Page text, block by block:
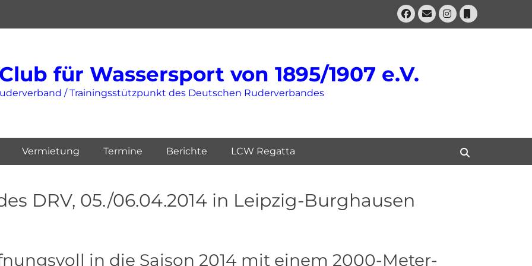
Facebook
E-
Mail
Instagram
Telefon
für Wassersport von 1895/1907 e.V.
/ Trainingsstützpunkt des Deutschen Ruderverbandes
Vermietung Termine Berichte LCW Regatta
DRV, 05./06.04.2014 in Leipzig-Burghausen
in die Saison 2014 mit einem 2000-Meter-